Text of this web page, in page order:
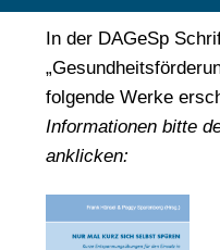
In der DAGeSp
folgende Werke
Informationen bitte
anklicken: